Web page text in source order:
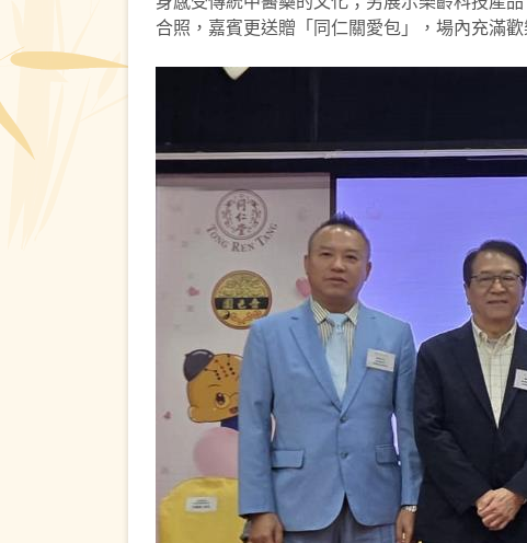
合照，嘉賓更送贈「同仁關愛包」，場內充滿